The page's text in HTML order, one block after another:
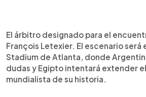
El árbitro designado para el
François Letexier. El escenario será
Stadium de Atlanta, donde
dudas y Egipto intentará extender
mundialista de su historia.